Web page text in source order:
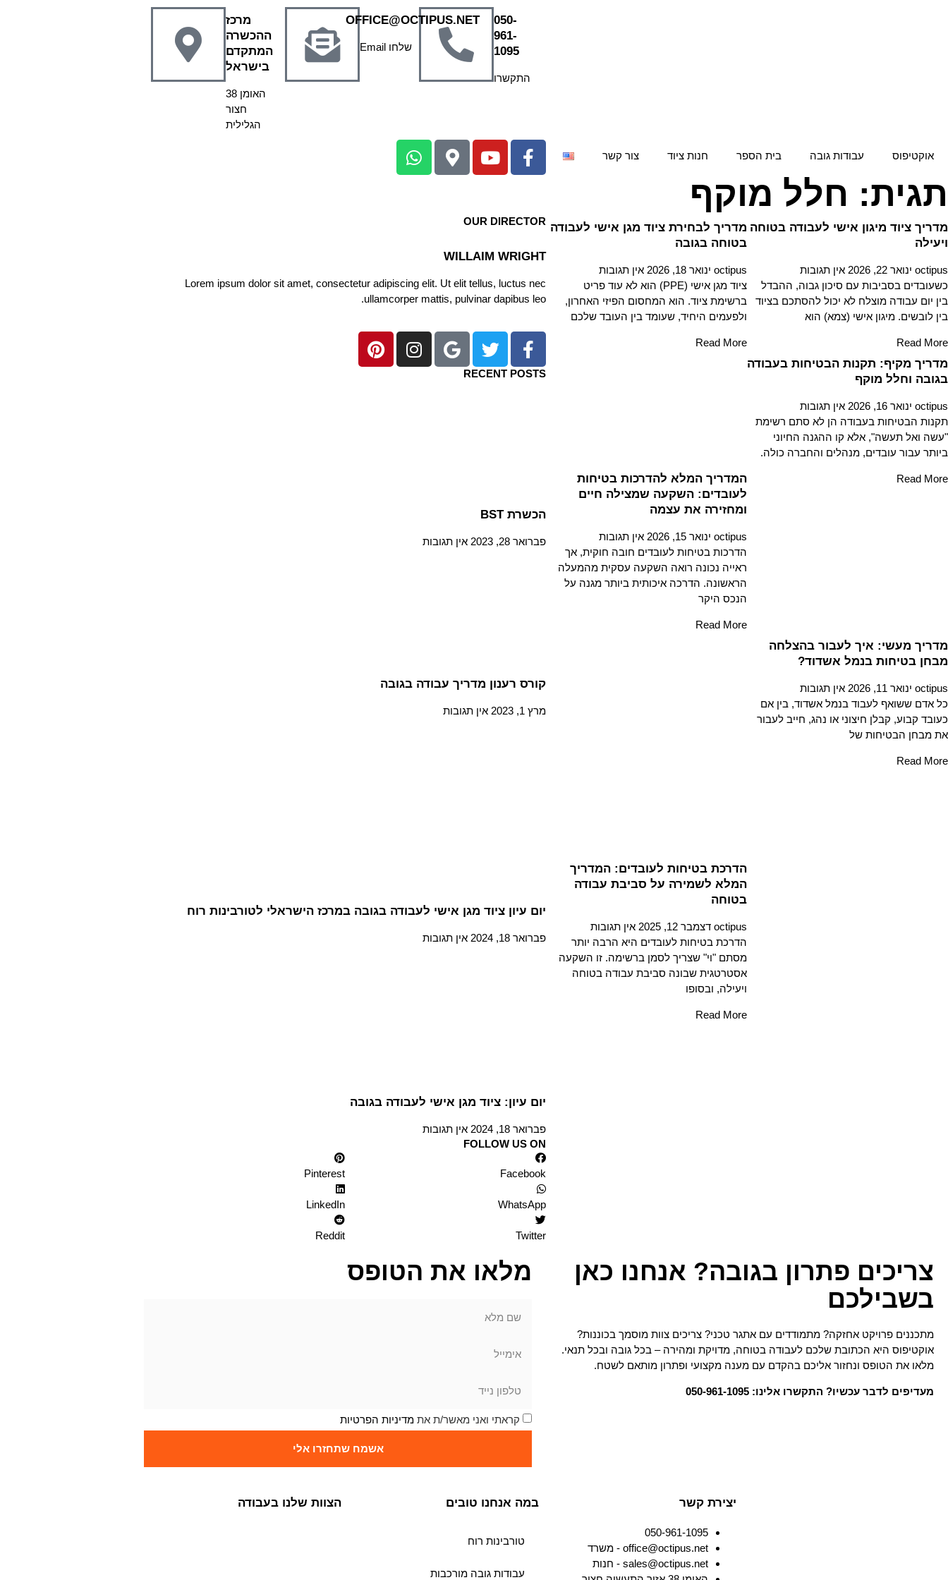
050-
961-
1095
התקשרו
OFFICE@OCTIPUS.NET
שלחו Email
מרכז
ההכשרה
המתקדם
בישראל
האומן 38
חצור
הגלילית
אוקטיפוס עבודות גובה בית הספר חנות ציוד צור קשר
תגית: חלל מוקף
מדריך ציוד מיגון אישי לעבודה בטוחה
ויעילה
octipus ינואר 22, 2026
אין תגובות
כשעובדים בסביבות עם סיכון גבוה, ההבדל
בין יום עבודה מוצלח לא יכול להסתכם בציוד
בין לובשים. מיגון אישי (צמא) הוא
Read More
מדריך לבחירת ציוד מגן אישי לעבודה
בטוחה בגובה
octipus ינואר 18, 2026
אין תגובות
ציוד מגן אישי (PPE) הוא לא עוד פריט
ברשימת ציוד. הוא המחסום הפיזי האחרון,
ולפעמים היחיד, שעומד בין העובד שלכם
Read More
מדריך מקיף: תקנות הבטיחות בעבודה
בגובה וחלל מוקף
octipus ינואר 16, 2026
אין תגובות
תקנות הבטיחות בעבודה הן לא סתם רשימת
"עשה ואל תעשה", אלא קו ההגנה החיוני
ביותר עבור עובדים, מנהלים והחברה כולה.
Read More
המדריך המלא להדרכות בטיחות
לעובדים: השקעה שמצילה חיים
ומחזירה את עצמה
octipus ינואר 15, 2026
אין תגובות
הדרכות בטיחות לעובדים חובה חוקית, אך
ראייה נכונה רואה השקעה עסקית מהמעלה
הראשונה. הדרכה איכותית ביותר מגנה על
הנכס היקר
Read More
מדריך מעשי: איך לעבור בהצלחה
מבחן בטיחות בנמל אשדוד?
octipus ינואר 11, 2026
אין תגובות
כל אדם ששואף לעבוד בנמל אשדוד, בין אם
כעובד קבוע, קבלן חיצוני או נהג, חייב לעבור
את מבחן הבטיחות של
Read More
הדרכת בטיחות לעובדים: המדריך
המלא לשמירה על סביבת עבודה
בטוחה
octipus דצמבר 12, 2025
אין תגובות
הדרכת בטיחות לעובדים היא הרבה יותר
מסתם "וי" שצריך לסמן ברשימה. זו השקעה
אסטרטגית שבונה סביבת עבודה בטוחה
ויעילה, ובסופו
Read More
OUR DIRECTOR
WILLAIM WRIGHT
Lorem ipsum dolor sit amet, consectetur adipiscing elit. Ut elit tellus, luctus nec
ullamcorper mattis, pulvinar dapibus leo.
RECENT POSTS
הכשרת BST
פברואר 28, 2023 אין תגובות
קורס רענון מדריך עבודה בגובה
מרץ 1, 2023 אין תגובות
יום עיון ציוד מגן אישי לעבודה בגובה במרכז הישראלי לטורבינות רוח
פברואר 18, 2024 אין תגובות
יום עיון: ציוד מגן אישי לעבודה בגובה
פברואר 18, 2024
אין תגובות
FOLLOW US ON
Facebook
Pinterest
WhatsApp
LinkedIn
Twitter
Reddit
צריכים פתרון בגובה? אנחנו כאן
בשבילכם
מתכננים פרויקט אחזקה? מתמודדים עם אתגר טכני? צריכים צוות מוסמך בכוננות?
אוקטיפוס היא הכתובת שלכם לעבודה בטוחה, מדויקת ומהירה – בכל גובה ובכל תנאי.
מלאו את הטופס ונחזור אליכם בהקדם עם מענה מקצועי ופתרון מותאם לשטח.
מעדיפים לדבר עכשיו? התקשרו אלינו: 050-961-1095
מלאו את הטופס
קראתי ואני מאשר/ת את מדיניות הפרטיות
אשמח שתחזרו אלי
יצירת קשר
050-961-1095
office@octipus.net - משרד
sales@octipus.net - חנות
במה אנחנו טובים
טורבינות רוח
עבודות גובה מורכבות
הצוות שלנו בעבודה